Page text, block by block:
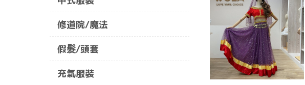
修道院/魔法
假髮/頭套
充氣服裝